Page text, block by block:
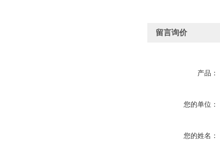
留言询价
产品：
您的单位：
您的姓名：